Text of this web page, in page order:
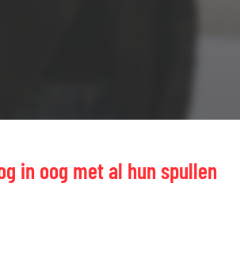
in oog met al hun spullen